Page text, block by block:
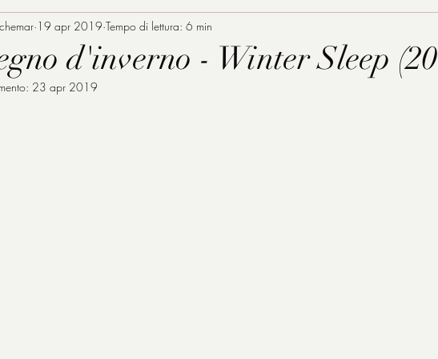
d'inverno - Winter Sleep
19 apr 2019 Tempo di lettura: 6 min
23 apr 2019